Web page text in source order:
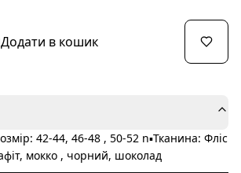
Додати в кошик
42-44, 46-48 , 50-52 n▪️Тканина: Фліс
мокко , чорний, шоколад